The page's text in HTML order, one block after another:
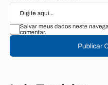
Salvar meus dados neste
comentar.
Publicar